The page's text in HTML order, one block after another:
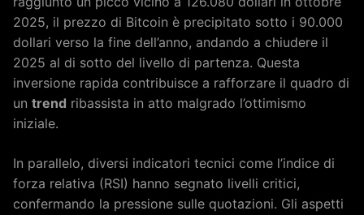
2025, il prezzo di Bitcoin è precipitato sotto i 90.000
dollari verso la fine dell’anno, andando a chiudere il
2025 al di sotto del livello di partenza. Questa
inversione rapida contribuisce a rafforzare il quadro di
un trend ribassista in atto malgrado l’ottimismo
iniziale.
In parallelo, diversi indicatori tecnici come l’indice di
forza relativa (RSI) hanno segnato livelli critici,
confermando la pressione sulle quotazioni. Gli aspetti